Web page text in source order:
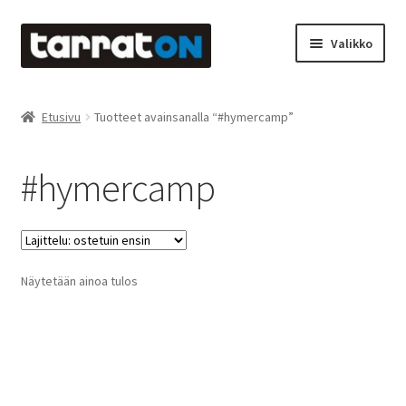
Siirry
navigointiin
Siirry
sisältöön
Valikko
Laserleikkaus & -kaiverrus
Mainosteippaukset & teippausten poisto
Muovitarrat & tulostetut tarrat
Etusivu Tuotteet avainsanalla “#hymercamp”
#hymercamp
Näytetään ainoa tulos